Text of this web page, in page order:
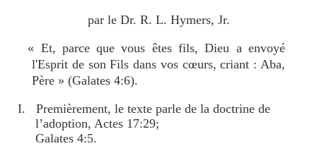
par le Dr. R. L. Hymers, Jr.
« Et, parce que vous êtes fils, Dieu a envoyé
l'Esprit de son Fils dans vos cœurs, criant : Aba,
Père » (Galates 4:6).
I. Premièrement, le texte parle de la doctrine de
l’adoption, Actes 17:29;
Galates 4:5.